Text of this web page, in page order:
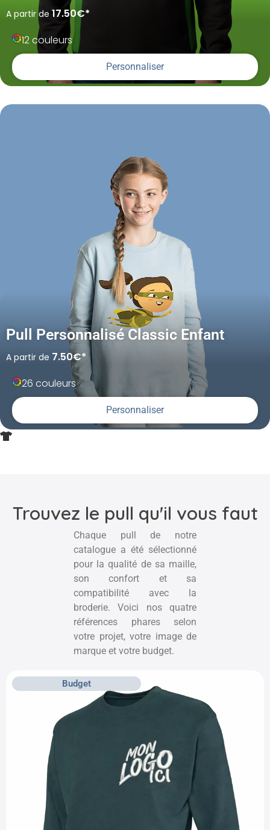
A partir de 17.50€*
12 couleurs
Personnaliser
Pull Personnalisé Classic Enfant
A partir de 7.50€*
26 couleurs
Personnaliser
Trouvez le pull qu'il vous faut
Chaque pull de notre
catalogue a été sélectionné
pour la qualité de sa maille,
son confort et sa
compatibilité avec la
broderie. Voici nos quatre
références phares selon
votre projet, votre image de
marque et votre budget.
Budget